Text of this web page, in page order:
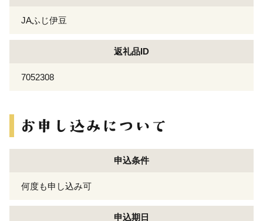
JAふじ伊豆
返礼品ID
7052308
申込条件
何度も申し込み可
申込期日